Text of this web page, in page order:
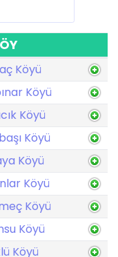
Köyü
Köyü
Köyü
Köyü
Köyü
Köyü
Köyü
Köyü
Köyü